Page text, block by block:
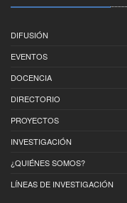
DIFUSIÓN
EVENTOS
DOCENCIA
DIRECTORIO
PROYECTOS
INVESTIGACIÓN
¿QUIÉNES SOMOS?
LÍNEAS DE INVESTIGACIÓN